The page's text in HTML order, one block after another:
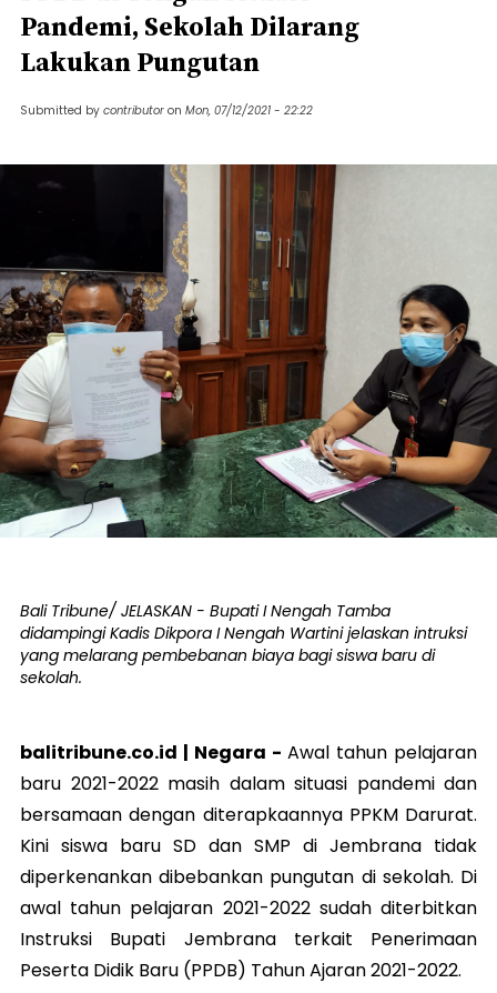
Pandemi, Sekolah Dilarang
Lakukan Pungutan
Submitted by contributor on Mon, 07/12/2021 - 22:22
Bali Tribune/ JELASKAN - Bupati I Nengah Tamba
didampingi Kadis Dikpora I Nengah Wartini jelaskan intruksi
yang melarang pembebanan biaya bagi siswa baru di
sekolah.
balitribune.co.id | Negara - Awal tahun pelajaran
baru 2021-2022 masih dalam situasi pandemi dan
bersamaan dengan diterapkaannya PPKM Darurat.
Kini siswa baru SD dan SMP di Jembrana tidak
diperkenankan dibebankan pungutan di sekolah. Di
awal tahun pelajaran 2021-2022 sudah diterbitkan
Instruksi Bupati Jembrana terkait Penerimaan
Peserta Didik Baru (PPDB) Tahun Ajaran 2021-2022.